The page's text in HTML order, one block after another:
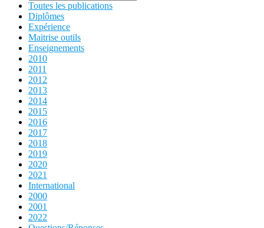
Toutes les publications
Diplômes
Expérience
Maitrise outils
Enseignements
2010
2011
2012
2013
2014
2015
2016
2017
2018
2019
2020
2021
International
2000
2001
2022